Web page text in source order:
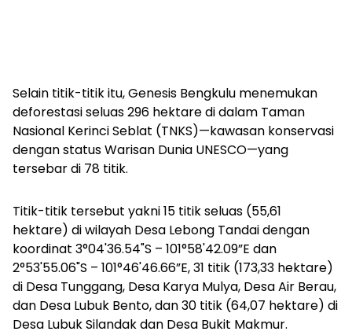
Selain titik-titik itu, Genesis Bengkulu menemukan
deforestasi seluas 296 hektare di dalam Taman
Nasional Kerinci Seblat (TNKS)—kawasan konservasi
dengan status Warisan Dunia UNESCO—yang
tersebar di 78 titik.
Titik-titik tersebut yakni 15 titik seluas (55,61
hektare) di wilayah Desa Lebong Tandai dengan
koordinat 3°04'36.54"S – 101°58'42.09”E dan
2°53'55.06"S – 101°46'46.66”E, 31 titik (173,33 hektare)
di Desa Tunggang, Desa Karya Mulya, Desa Air Berau,
dan Desa Lubuk Bento, dan 30 titik (64,07 hektare) di
Desa Lubuk Silandak dan Desa Bukit Makmur.